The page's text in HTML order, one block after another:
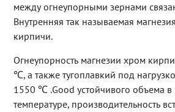
между огнеупорными зернами
Внутренняя так называемая
кирпичи.
Огнеупорность магнезии хром
℃, а также тугоплавкий под
1550 ℃ .Good устойчивого объема в
температуре, производительность